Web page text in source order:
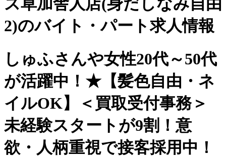
2)のバイト・パート求人情報
しゅふさんや女性20代～50代
が活躍中！★【髪色自由・ネ
イルOK】＜買取受付事務＞
未経験スタートが9割！意
欲・人柄重視で接客採用中！